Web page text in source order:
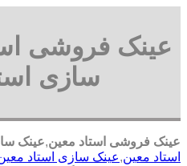
عینک فروشی
سازی
عینک فروشی استاد معین,عینک
استاد معین,عینک سازی استاد